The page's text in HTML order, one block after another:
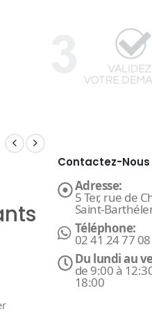
Contactez-Nous
Adresse:
5 Ter, rue de
Saint-
Téléphone:
02 41 24 77 08
Du lundi au
de 9:00 à
18:00